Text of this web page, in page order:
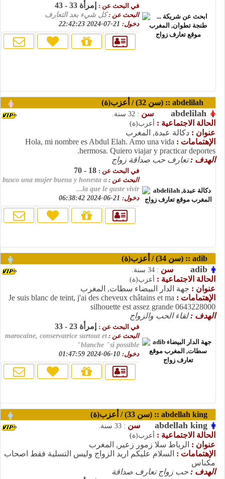
في البحث عن : إمرأة 33 - 43
البحث عن :كل شيء بعد التعارف
دخول:
abdelilah سن : 32 سنة.
الحالة الاجتماعية : أعزب(ة)
عنوان : دكالة عبدة, المغرب
الإهتمامات : Hola, mi nombre es Abdul Elah. Amo una vida
hermosa. Quiero viajar y practicar deportes.
الهدف :تعارف حب صداقة زواج
في البحث عن :
البحث عن : busco una mujer buena y honesta a
la que le guste vivir...
دخول:
adib سن : 34 سنة.
الحالة الاجتماعية : أعزب(ة)
عنوان : جهة الدار البيضاء سطات, المغرب
الإهتمامات : Je suis blanc de teint, j'ai des cheveux châtains et ma
silhouette est assez grande 0643228000
الهدف :لقاء الحب والزواج
في البحث عن : إمرأة 23 - 33
البحث عن : marocaine, conservatrice surtout et
blanche "si possible"
دخول:
abdellah king سن : 33 سنة.
الحالة الاجتماعية : أعزب(ة)
عنوان : الرباط سلا زمور زعير, المغرب
الإهتمامات : السلام عليكم اريد الزواج وليس التسلية فقط اصحاب
مكناس
الهدف : حب زواج تعارف صداقة